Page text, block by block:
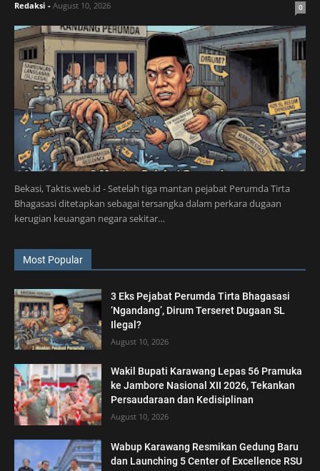
Redaksi - August 10, 2026 0
Bekasi, Taktis.web.id - Setelah tiga mantan pejabat Perumda Tirta
Bhagasasi ditetapkan sebagai tersangka dalam perkara dugaan
kerugian keuangan negara sekitar…
Most Popular
3 Eks Pejabat Perumda Tirta Bhagasasi
‘Ngandang’, Dirum Terseret Dugaan SL
Ilegal?
August 10, 2026
Wakil Bupati Karawang Lepas 56 Pramuka
ke Jambore Nasional XII 2026, Tekankan
Persaudaraan dan Kedisiplinan
August 10, 2026
Wabup Karawang Resmikan Gedung Baru
dan Launching 5 Center of Excellence RSU